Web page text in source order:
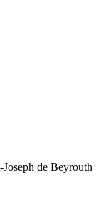
de Beyrouth